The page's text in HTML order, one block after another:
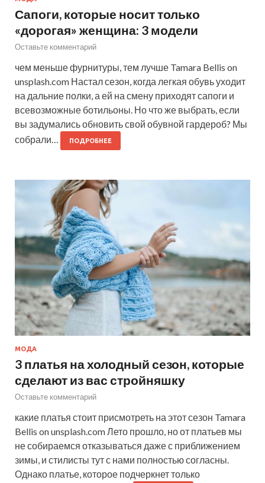
Сапоги, которые носит только
«дорогая» женщина: 3 модели
Оставьте комментарий
чем меньше фурнитуры, тем лучше Tamara Bellis on
unsplash.com Настал сезон, когда легкая обувь уходит
на дальние полки, а ей на смену приходят сапоги и
всевозможные ботильоны. Но что же выбрать, если
вы задумались обновить свой обувной гардероб? Мы
собрали…
ПОДРОБНЕЕ
МОДА
3 платья на холодный сезон, которые
сделают из вас стройняшку
Оставьте комментарий
какие платья стоит присмотреть на этот сезон Tamara
Bellis on unsplash.com Лето прошло, но от платьев мы
не собираемся отказываться даже с приближением
зимы, и стилисты тут с нами полностью согласны.
Однако платье, которое подчеркнет только